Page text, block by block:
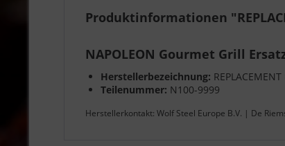
Produktinformationen
NAPOLEON Gourmet Grill
Herstellerbezeichnung:
Teilenummer: N100-9999
Herstellerkontakt: Wolf Steel Europe B.V. | De